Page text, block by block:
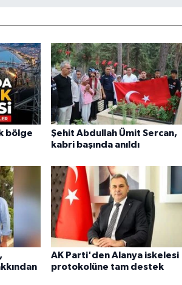
bölge
Şehit Abdullah Ümit Sercan,
kabri başında anıldı
AK Parti'den Alanya iskelesi
protokolüne tam destek